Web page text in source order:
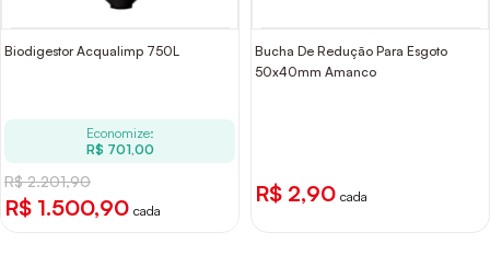
Biodigestor Acqualimp 750L
Economize:
R$ 701,00
R$ 2.201,90
R$ 1.500,90 cada
Bucha De Redução Para Esgoto
50x40mm Amanco
R$ 2,90 cada